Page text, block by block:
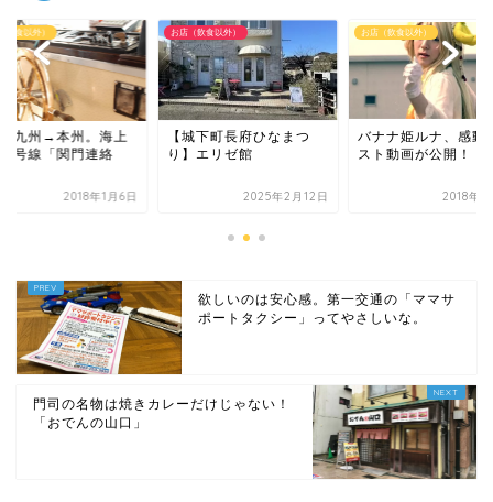
飲食以外）
下町長府ひなまつ
エリゼ館
2025年2月12日
お店（飲食以外）
バナナ姫ルナ、感動のラ
スト動画が公開！
2018年4月2日
お店（飲食以外）
5分で九州→本州。
国道2号線「関門連
2018年1
欲しいのは安心感。第一交通の「ママサ
ポートタクシー」ってやさしいな。
門司の名物は焼きカレーだけじゃない！
「おでんの山口」